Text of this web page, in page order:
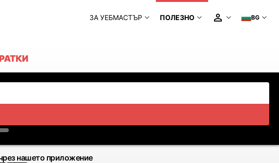
ЗА УЕБМАСТЪР ПОЛЕЗНО BG
нашето приложение